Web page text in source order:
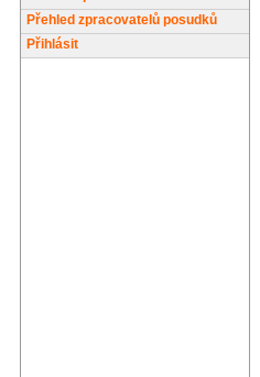
Přehled zpracovatelů posudků
Přihlásit